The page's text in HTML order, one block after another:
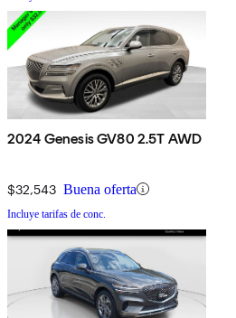
2024 Genesis GV80 2.5T AWD
$32,543 Buena oferta
Incluye tarifas de conc.